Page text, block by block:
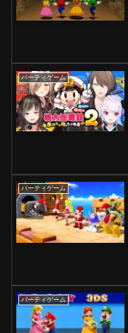
パーティゲーム
パーティゲーム
パーティゲーム